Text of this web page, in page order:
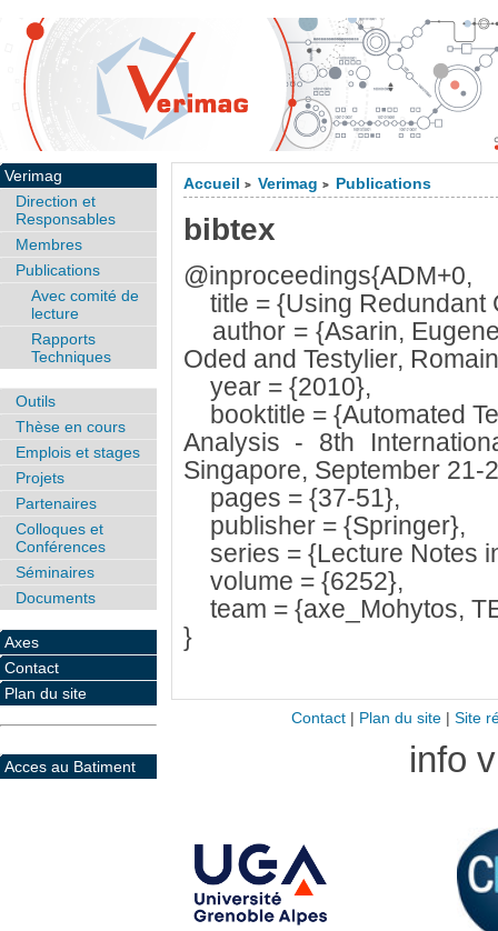
Accueil > Verimag > Publications
bibtex
@inproceedings{ADM+0,
title = {Using Redundant
author = {Asarin,
Oded and Testylier,
year = {2010},
booktitle = {Automated
Analysis - 8th
Singapore, September 21-
pages = {37-51},
publisher = {Springer},
series = {Lecture Notes
volume = {6252},
team = {axe_Mohytos,
}
Verimag
Direction et
Responsables
Membres
Publications
Avec comité de
lecture
Rapports
Techniques
Outils
Thèse en cours
Emplois et stages
Projets
Partenaires
Colloques et
Conférences
Séminaires
Documents
Axes
Contact
Plan du site
Acces au Batiment
Contact| Plan du site| Site
info